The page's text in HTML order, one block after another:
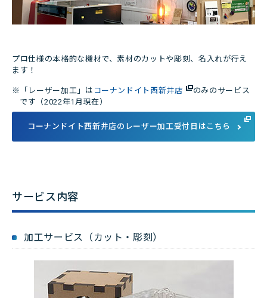
プロ仕様の本格的な機材で、素材のカットや彫刻、名入れが行え
ます！
※「レーザー加工」は コーナンドイト西新井店
のみのサービス
です（2022年1月現在）
コーナンドイト西新井店のレーザー加工受付日はこちら
サービス内容
加工サービス（カット・彫刻）